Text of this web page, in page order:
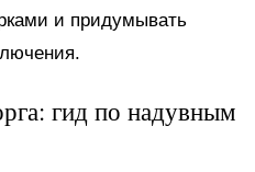
и придумывать
гид по надувным